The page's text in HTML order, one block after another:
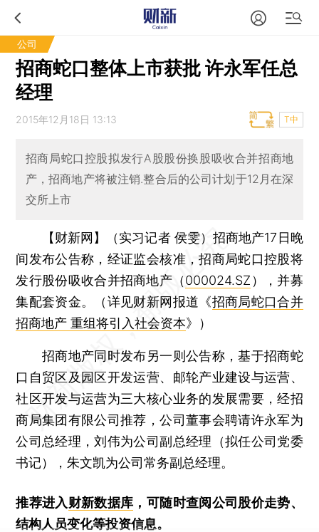
公司
招商蛇口整体上市获批 许永军任总
经理
2015年12月18日 13:13 T中
招商局蛇口控股拟发行A股股份换股吸收合并招商地
产，招商地产将被注销.整合后的公司计划于12月在深
交所上市
【财新网】（实习记者 侯雯）招商地产17日晚
间发布公告称，经证监会核准，招商局蛇口控股将
发行股份吸收合并招商地产（000024.SZ ），并募
集配套资金。（详见财新网报道《招商局蛇口合并
招商地产 重组将引入社会资本》）
招商地产同时发布另一则公告称，基于招商蛇
口自贸区及园区开发运营、邮轮产业建设与运营、
社区开发与运营为三大核心业务的发展需要，经招
商局集团有限公司推荐，公司董事会聘请许永军为
公司总经理，刘伟为公司副总经理（拟任公司党委
书记），朱文凯为公司常务副总经理。
推荐进入财新数据库 ，可随时查阅公司股价走势、
结构人员变化等投资信息。